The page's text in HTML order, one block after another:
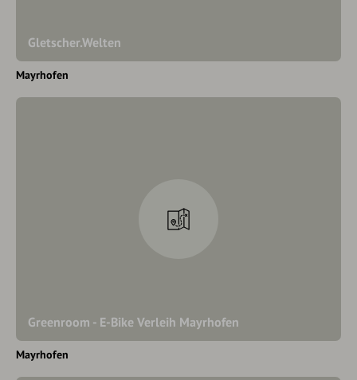
Gletscher.Welten
Mayrhofen
Greenroom - E-Bike Verleih Mayrhofen
Mayrhofen